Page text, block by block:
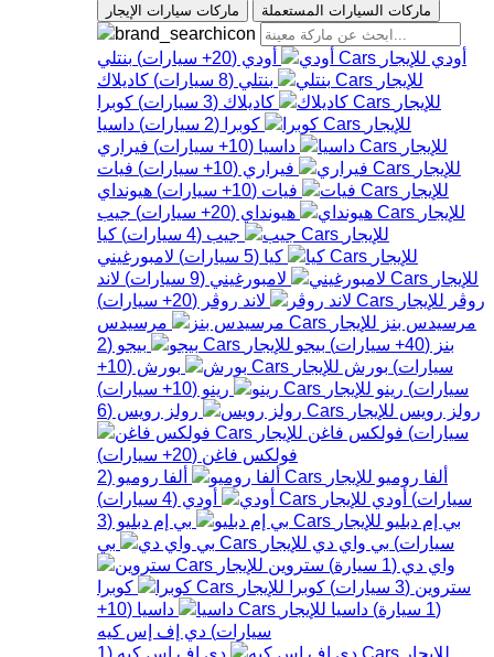
ماركات سيارات الإيجار ماركات السيارات المستعملة
أودي أودي (
20+ سيارات) بنتلي
بنتلي (
8 سيارات) كاديلاك
كاديلاك (
3 سيارات) كوبرا
كوبرا (
2 سيارات) داسيا
داسيا (
10+ سيارات) فيراري
فيراري (
10+ سيارات) فيات
فيات (
10+ سيارات) هيونداي
هيونداي (
20+ سيارات) جيب
جيب (
4 سيارات) كيا
كيا (
5 سيارات) لامبورغيني
لامبورغيني (
9 سيارات) لاند
روڤر
لاند روڤر (
20+ سيارات)
مرسيدس بنز
مرسيدس
بنز (
40+ سيارات) بيجو بيجو (
2
سيارات) بورش بورش (
10+
سيارات) رينو رينو (
10+ سيارات)
رولز رويس
رولز رويس (
6
سيارات) فولكس فاغن
فولكس فاغن (
20+ سيارات)
ألفا روميو
ألفا روميو (
2
سيارات) أودي أودي (
4 سيارات)
بي إم دبليو
بي إم دبليو (
3
سيارات) بي واي دي
بي
واي دي (
1 سيارة) ستروين
ستروين (
3 سيارات) كوبرا
كوبرا
(
1 سيارة) داسيا داسيا (
10+
سيارات) دي إف إس كيه